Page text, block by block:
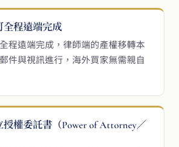
全程遠端完成
程遠端完成，律師端的產權移轉本
件與視訊進行，海外買家無需親自
權委託書（Power of Attorney／